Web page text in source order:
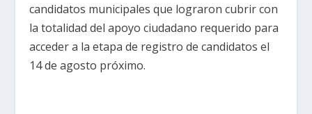
candidatos municipales que lograron cubrir con
la totalidad del apoyo ciudadano requerido para
acceder a la etapa de registro de candidatos el
14 de agosto próximo.